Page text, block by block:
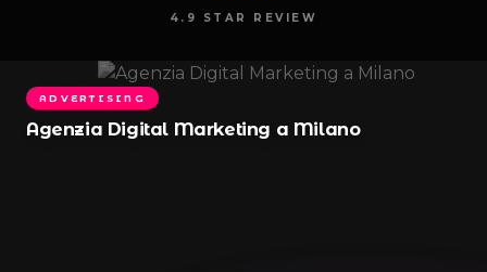
4.9 STAR REVIEW
ADVERTISING
Agenzia Digital Marketing a Milano